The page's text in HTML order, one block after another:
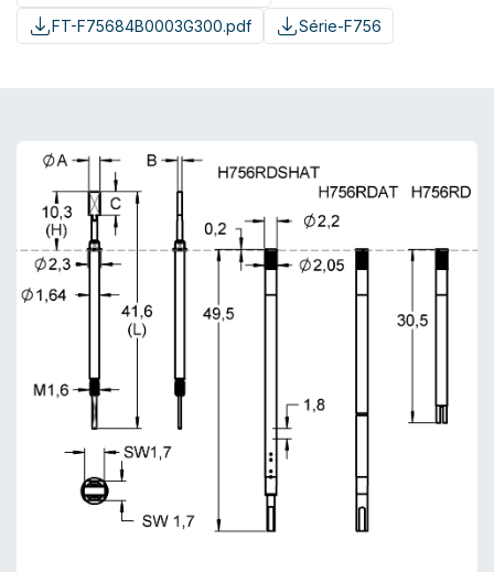
FT-F75684B0003G300.pdf
Série-F756